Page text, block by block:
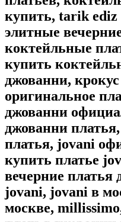
купить, tarik ediz
элитные
коктейльные
купить
джованни,
оригинальное
джованни
джованни
платья, jovani
купить платье
вечерние платья
jovani, jovani в
москве,